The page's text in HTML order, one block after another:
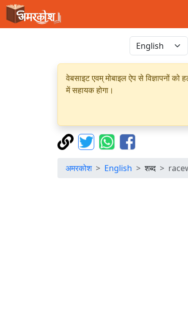
वेबसाइट एवम् मोबाइल ऐप से विज्ञापनों
में सहायक होगा।
अमरकोश English शब्द